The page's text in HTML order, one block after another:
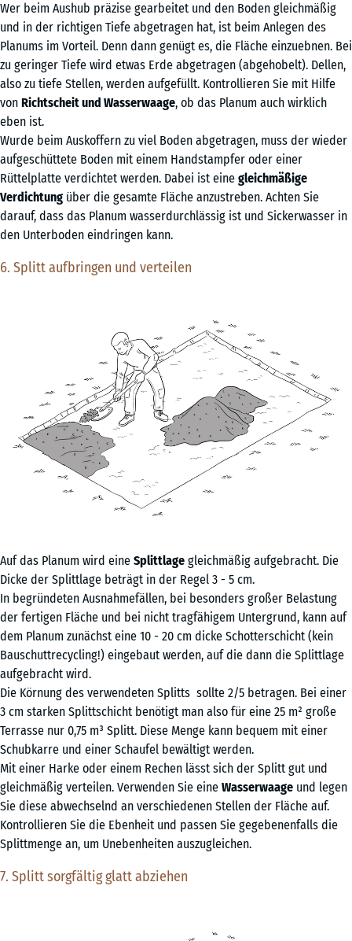
Wer beim Aushub präzise gearbeitet und den Boden gleichmäßig
und in der richtigen Tiefe abgetragen hat, ist beim Anlegen des
Planums im Vorteil. Denn dann genügt es, die Fläche einzuebnen. Bei
zu geringer Tiefe wird etwas Erde abgetragen (abgehobelt). Dellen,
also zu tiefe Stellen, werden aufgefüllt. Kontrollieren Sie mit Hilfe
von Richtscheit und Wasserwaage, ob das Planum auch wirklich
eben ist.
Wurde beim Auskoffern zu viel Boden abgetragen, muss der wieder
aufgeschüttete Boden mit einem Handstampfer oder einer
Rüttelplatte verdichtet werden. Dabei ist eine gleichmäßige
Verdichtung über die gesamte Fläche anzustreben. Achten Sie
darauf, dass das Planum wasserdurchlässig ist und Sickerwasser in
den Unterboden eindringen kann.
6. Splitt aufbringen und verteilen
Auf das Planum wird eine Splittlage gleichmäßig aufgebracht. Die
Dicke der Splittlage beträgt in der Regel 3 - 5 cm.
In begründeten Ausnahmefällen, bei besonders großer Belastung
der fertigen Fläche und bei nicht tragfähigem Untergrund, kann auf
dem Planum zunächst eine 10 - 20 cm dicke Schotterschicht (kein
Bauschuttrecycling!) eingebaut werden, auf die dann die Splittlage
aufgebracht wird.
Die Körnung des verwendeten Splitts sollte 2/5 betragen. Bei einer
3 cm starken Splittschicht benötigt man also für eine 25 m² große
Terrasse nur 0,75 m³ Splitt. Diese Menge kann bequem mit einer
Schubkarre und einer Schaufel bewältigt werden.
Mit einer Harke oder einem Rechen lässt sich der Splitt gut und
gleichmäßig verteilen. Verwenden Sie eine Wasserwaage und legen
Sie diese abwechselnd an verschiedenen Stellen der Fläche auf.
Kontrollieren Sie die Ebenheit und passen Sie gegebenenfalls die
Splittmenge an, um Unebenheiten auszugleichen.
7. Splitt sorgfältig glatt abziehen